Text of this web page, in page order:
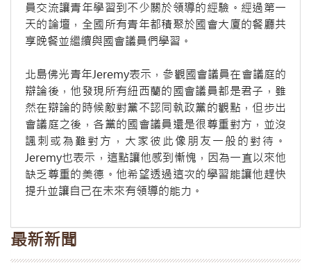
員交流讓青年學習到不少關於領導的經驗。經過第一
天的論壇，全國所有青年都積聚於國會大廈的餐廳共
享晚餐並繼續與國會議員們學習。
北島佛光青年Jeremy表示，參觀國會議員在會議庭的
辯論後，他發現所有紐西蘭的國會議員都是君子，雖
然在辯論的時候敵對黨不認同執政黨的觀點，但步出
會議庭之後，各黨的國會議員還是很尊重對方，並沒
諷刺或為難對方，大家彼此像朋友一般的對待。
Jeremy也表示，這點讓他感到慚愧，因為一直以來他
缺乏尊重的美德。他希望透過這次的學習能讓他趕快
提升並讓自己在未來有領導的能力。
最新新聞